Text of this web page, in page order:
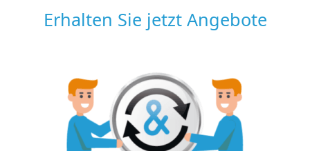
Erhalten Sie jetzt Angebote